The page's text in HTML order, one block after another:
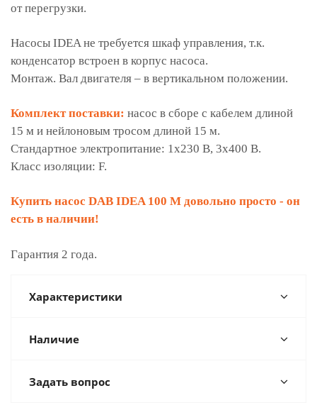
от перегрузки.
Насосы IDEA не требуется шкаф управления, т.к.
конденсатор встроен в корпус насоса.
Монтаж. Вал двигателя – в вертикальном положении.
Комплект поставки: насос в сборе с кабелем длиной
15 м и нейлоновым тросом длиной 15 м.
Стандартное электропитание: 1x230 В, 3x400 В.
Класс изоляции: F.
Купить насос DAB IDEA 100 M довольно просто - он
есть в наличии!
Гарантия 2 года.
Характеристики
Наличие
Задать вопрос